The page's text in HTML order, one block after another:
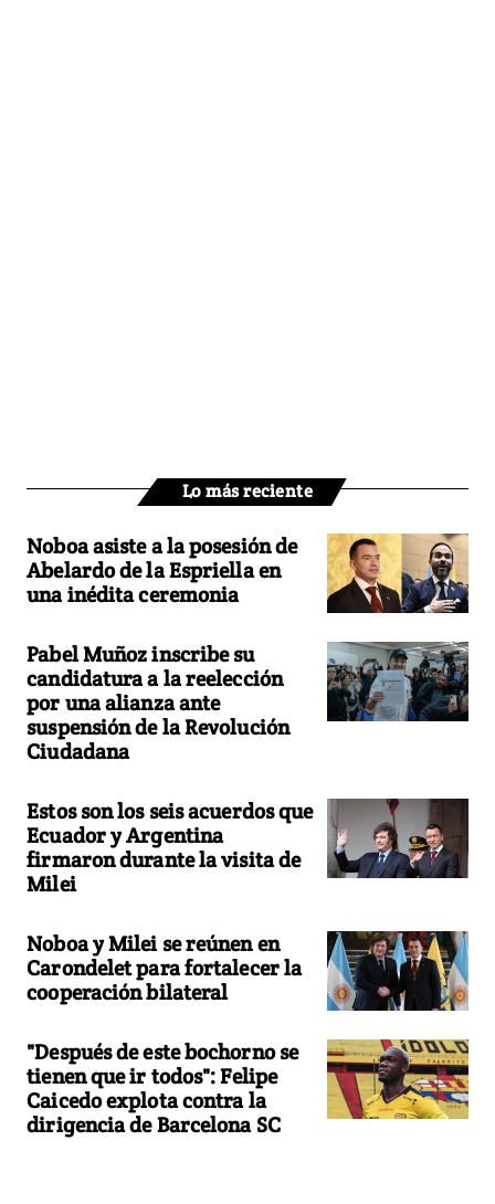
Lo más reciente
Noboa asiste a la posesión de
Abelardo de la Espriella en
una inédita ceremonia
Pabel Muñoz inscribe su
candidatura a la reelección
por una alianza ante
suspensión de la Revolución
Ciudadana
Estos son los seis acuerdos que
Ecuador y Argentina
firmaron durante la visita de
Milei
Noboa y Milei se reúnen en
Carondelet para fortalecer la
cooperación bilateral
"Después de este bochorno se
tienen que ir todos": Felipe
Caicedo explota contra la
dirigencia de Barcelona SC